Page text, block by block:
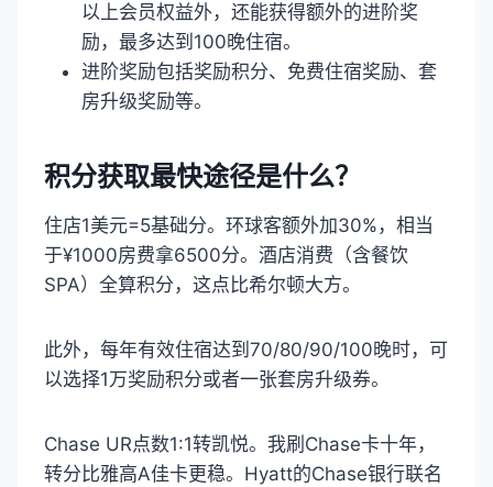
以上会员权益外，还能获得额外的进阶奖
励，最多达到100晚住宿。
进阶奖励包括奖励积分、免费住宿奖励、套
房升级奖励等。
积分获取最快途径是什么？
住店1美元=5基础分。环球客额外加30%，相当
于¥1000房费拿6500分。酒店消费（含餐饮
SPA）全算积分，这点比希尔顿大方。
此外，每年有效住宿达到70/80/90/100晚时，可
以选择1万奖励积分或者一张套房升级券。
Chase UR点数1:1转凯悦。我刷Chase卡十年，
转分比雅高A佳卡更稳。Hyatt的Chase银行联名